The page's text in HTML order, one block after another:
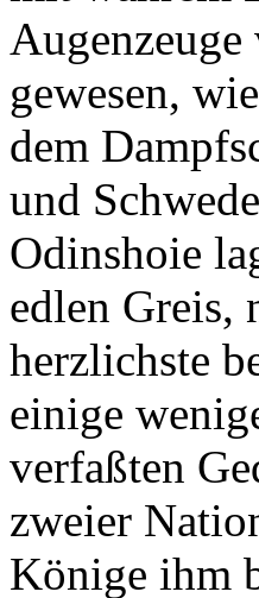
gewesen,
dem
und
Odinshoie
edlen Greis,
herzlichste
einige
verfaßten
zweier
Könige ihm